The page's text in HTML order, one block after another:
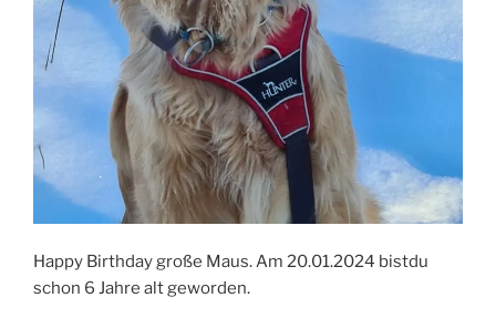
Happy Birthday große Maus. Am 20.01.2024 bistdu
schon 6 Jahre alt geworden.